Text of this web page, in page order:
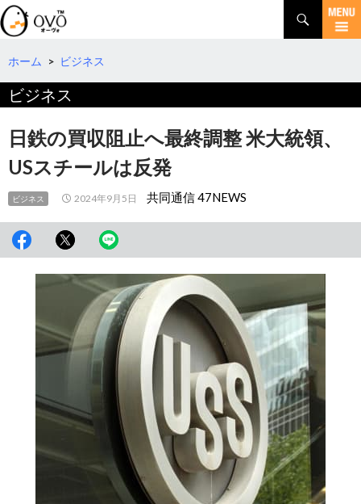
検
索
コ
テ
へ
ホーム > ビジネス
ビジネス
日鉄の買収阻止へ最終調整 米大統領、
USスチールは反発
ビジネス 2024年9月5日 共同通信 47NEWS